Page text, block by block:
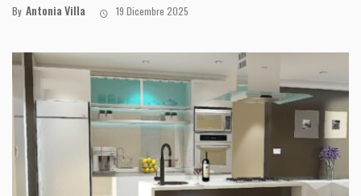
By Antonia Villa 19 Dicembre 2025